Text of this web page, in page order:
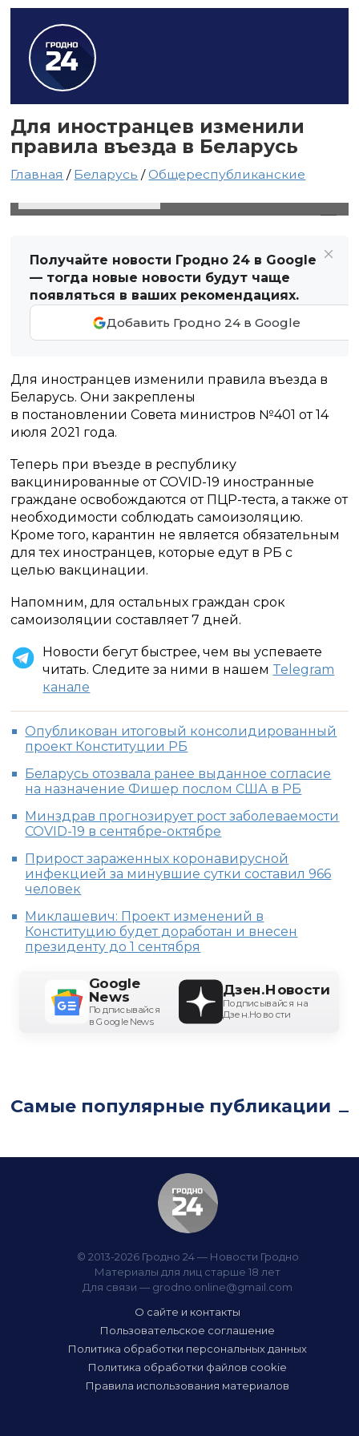
Для иностранцев изменили
правила въезда в Беларусь
Главная / Беларусь /Общереспубликанские
Получайте новости Гродно 24 в Google
— тогда новые новости будут чаще
появляться в ваших рекомендациях.
Добавить Гродно 24 в Google
Для иностранцев изменили правила въезда в
Беларусь. Они закреплены
в постановлении Совета министров №401 от 14
июля 2021 года.
Теперь при въезде в республику
вакцинированные от COVID-19 иностранные
граждане освобождаются от ПЦР-теста, а также от
необходимости соблюдать самоизоляцию.
Кроме того, карантин не является обязательным
для тех иностранцев, которые едут в РБ с
целью вакцинации.
Напомним, для остальных граждан срок
самоизоляции составляет 7 дней.
Новости бегут быстрее, чем вы успеваете
читать. Следите за ними в нашем Telegram
канале
Опубликован итоговый консолидированный
проект Конституции РБ
Беларусь отозвала ранее выданное согласие
на назначение Фишер послом США в РБ
Минздрав прогнозирует рост заболеваемости
COVID-19 в сентябре-октябре
Прирост зараженных коронавирусной
инфекцией за минувшие сутки составил 966
человек
Миклашевич: Проект изменений в
Конституцию будет доработан и внесен
президенту до 1 сентября
Google
News
Подписывайся
в Google News
Дзен.Новости
Подписывайся на
Дзен.Новости
Самые популярные публикации
© 2013-2026 Гродно 24 — Новости Гродно
Материалы для лиц старше 18 лет
Для связи — grodno.online@gmail.com
О сайте и контакты
Пользовательское соглашение
Политика обработки персональных данных
Политика обработки файлов cookie
Правила использования материалов